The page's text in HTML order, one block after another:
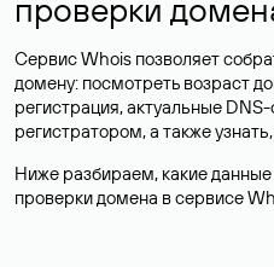
проверки
Сервис Whois позволяет
домену: посмотреть возраст
регистрация, актуальные
регистратором, а также
Ниже разбираем, какие
проверки домена в сервисе